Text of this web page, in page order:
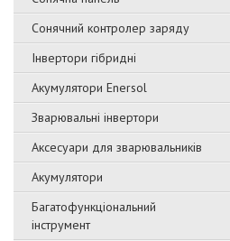
Сонячний контролер заряду
Інвертори гібридні
Акумулятори Enersol
Зварювальні інвертори
Аксесуари для зварювальників
Акумулятори
Багатофункціональний
інструмент